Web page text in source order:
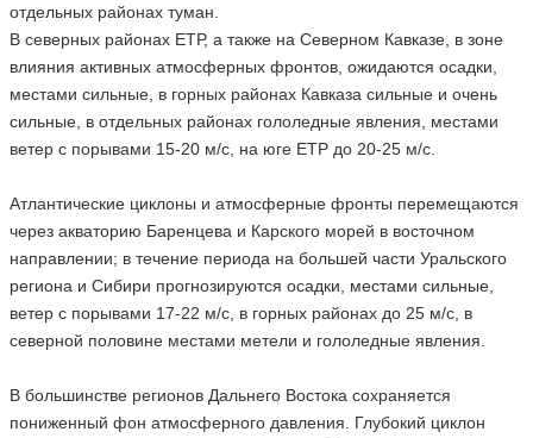
отдельных районах туман.
В северных районах ЕТР, а также на Северном Кавказе, в зоне
влияния активных атмосферных фронтов, ожидаются осадки,
местами сильные, в горных районах Кавказа сильные и очень
сильные, в отдельных районах гололедные явления, местами
ветер с порывами 15-20 м/с, на юге ЕТР до 20-25 м/с.
Атлантические циклоны и атмосферные фронты перемещаются
через акваторию Баренцева и Карского морей в восточном
направлении; в течение периода на большей части Уральского
региона и Сибири прогнозируются осадки, местами сильные,
ветер с порывами 17-22 м/с, в горных районах до 25 м/с, в
северной половине местами метели и гололедные явления.
В большинстве регионов Дальнего Востока сохраняется
пониженный фон атмосферного давления. Глубокий циклон